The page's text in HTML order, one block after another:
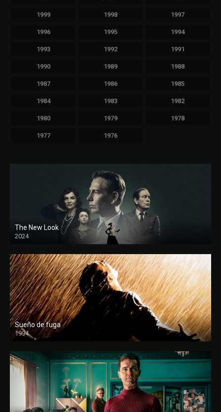
1999 1998 1997
1996 1995 1994
1993 1992 1991
1990 1989 1988
1987 1986 1985
1984 1983 1982
1980 1979 1978
1977 1976
The New Look
2024
Sueño de fuga
1994
FULL HD